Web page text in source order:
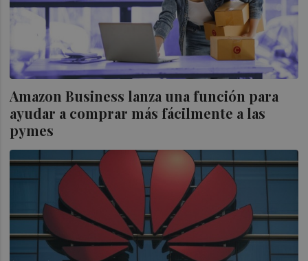
Amazon Business lanza una función para
ayudar a comprar más fácilmente a las
pymes